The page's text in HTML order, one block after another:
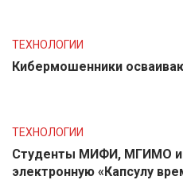
ТЕХНОЛОГИИ
Кибермошенники
ТЕХНОЛОГИИ
Студенты МИФИ, МГИМО и
электронную «Капсулу